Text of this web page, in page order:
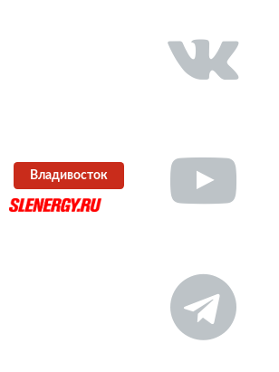
Владивосток